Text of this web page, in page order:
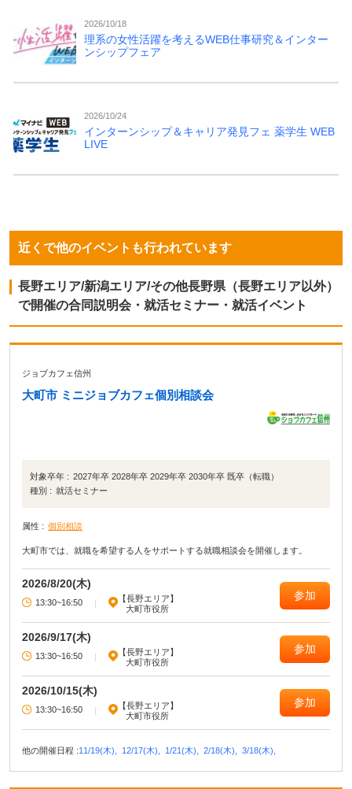
2026/10/18
理系の女性活躍を考えるWEB仕事研究＆インター
ンシップフェア
2026/10/24
インターンシップ＆キャリア発見フェ 薬学生 WEB
LIVE
近くで他のイベントも行われています
長野エリア/新潟エリア/その他長野県（長野エリア以外）
で開催の合同説明会・就活セミナー・就活イベント
ジョブカフェ信州
大町市 ミニジョブカフェ個別相談会
対象卒年 : 2027年卒 2028年卒 2029年卒 2030年卒 既卒（転職）
種別 : 就活セミナー
属性 : 個別相談
大町市では、就職を希望する人をサポートする就職相談会を開催します。
2026/8/20(木)
13:30~16:50 |
【長野エリア】
大町市役所
参加
2026/9/17(木)
13:30~16:50 |
【長野エリア】
大町市役所
参加
2026/10/15(木)
13:30~16:50 |
【長野エリア】
大町市役所
参加
他の開催日程 :11/19(木), 12/17(木), 1/21(木), 2/18(木), 3/18(木),